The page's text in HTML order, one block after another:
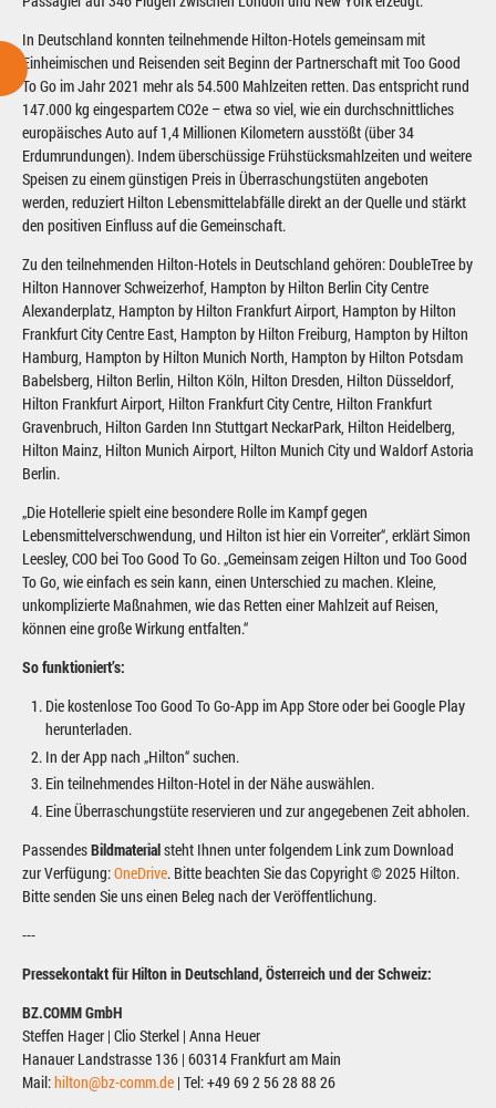
In Deutschland konnten teilnehmende Hilton-Hotels gemeinsam mit
Einheimischen und Reisenden seit Beginn der Partnerschaft mit Too Good
To Go im Jahr 2021 mehr als 54.500 Mahlzeiten retten. Das entspricht rund
147.000 kg eingespartem CO2e – etwa so viel, wie ein durchschnittliches
europäisches Auto auf 1,4 Millionen Kilometern ausstößt (über 34
Erdumrundungen). Indem überschüssige Frühstücksmahlzeiten und weitere
Speisen zu einem günstigen Preis in Überraschungstüten angeboten
werden, reduziert Hilton Lebensmittelabfälle direkt an der Quelle und stärkt
den positiven Einfluss auf die Gemeinschaft.
Zu den teilnehmenden Hilton-Hotels in Deutschland gehören: DoubleTree by
Hilton Hannover Schweizerhof, Hampton by Hilton Berlin City Centre
Alexanderplatz, Hampton by Hilton Frankfurt Airport, Hampton by Hilton
Frankfurt City Centre East, Hampton by Hilton Freiburg, Hampton by Hilton
Hamburg, Hampton by Hilton Munich North, Hampton by Hilton Potsdam
Babelsberg, Hilton Berlin, Hilton Köln, Hilton Dresden, Hilton Düsseldorf,
Hilton Frankfurt Airport, Hilton Frankfurt City Centre, Hilton Frankfurt
Gravenbruch, Hilton Garden Inn Stuttgart NeckarPark, Hilton Heidelberg,
Hilton Mainz, Hilton Munich Airport, Hilton Munich City und Waldorf Astoria
Berlin.
„Die Hotellerie spielt eine besondere Rolle im Kampf gegen
Lebensmittelverschwendung, und Hilton ist hier ein Vorreiter“, erklärt Simon
Leesley, COO bei Too Good To Go. „Gemeinsam zeigen Hilton und Too Good
To Go, wie einfach es sein kann, einen Unterschied zu machen. Kleine,
unkomplizierte Maßnahmen, wie das Retten einer Mahlzeit auf Reisen,
können eine große Wirkung entfalten.“
So funktioniert’s:
Die kostenlose Too Good To Go-App im App Store oder bei Google Play
herunterladen.
In der App nach „Hilton“ suchen.
Ein teilnehmendes Hilton-Hotel in der Nähe auswählen.
Eine Überraschungstüte reservieren und zur angegebenen Zeit abholen.
PassendesBildmaterialsteht Ihnen unter folgendem Link zum Download
zur Verfügung:OneDrive. Bitte beachten Sie das Copyright © 2025 Hilton.
Bitte senden Sie uns einen Beleg nach der Veröffentlichung.
---
Pressekontakt für Hilton in Deutschland, Österreich und der Schweiz:
BZ.COMM GmbH
Steffen Hager | Clio Sterkel | Anna Heuer
Hanauer Landstrasse 136 | 60314 Frankfurt am Main
Mail:hilton@bz-comm.de | Tel: +49 69 2 56 28 88 26